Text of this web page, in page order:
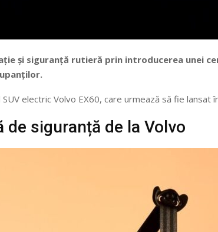
și siguranță rutieră prin introducerea unei
electric Volvo EX60, care urmează să fie lansat
siguranță de la Volvo